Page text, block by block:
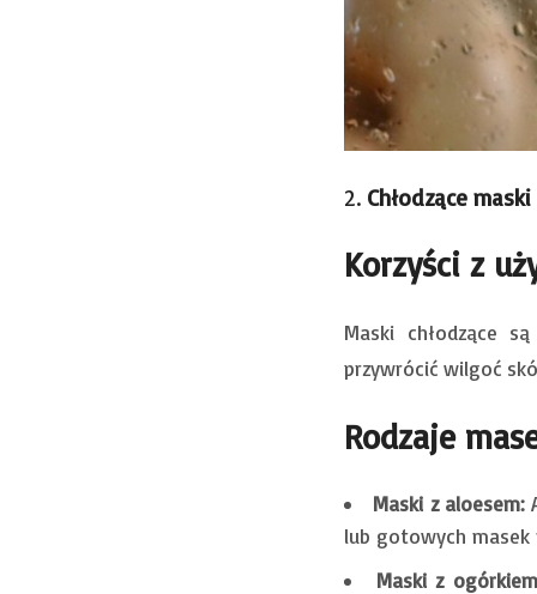
2. Chłodzące
Korzyści z
Maski chłodzące
przywrócić wilgoć
Rodzaje
Maski z aloesem:
lub gotowych masek
Maski z